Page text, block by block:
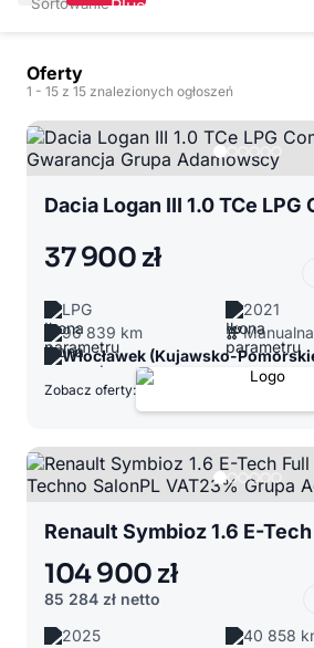
Oferty
1 - 15 z 15 znalezionych ogłoszeń
37 900 zł
LPG
2021
96 839 km
Manualna
Włocławek (Kujawsko-
Zobacz oferty:
104 900 zł
85 284 zł netto
2025
40 858